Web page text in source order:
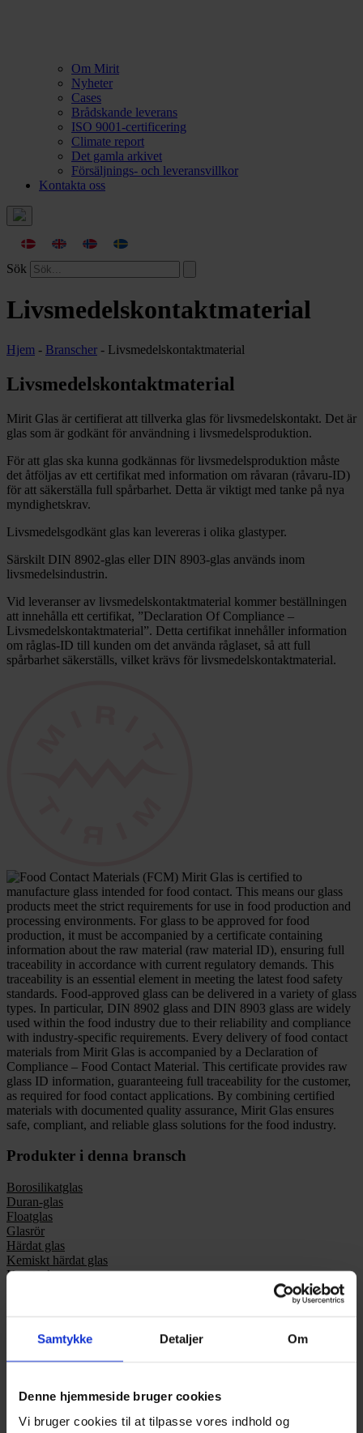
Samtykke Detaljer Om
Denne hjemmeside bruger cookies
Vi bruger cookies til at tilpasse vores indhold og
Om Mirit
Nyheter
Cases
Brådskande leverans
ISO 9001-certificering
Climate report
Det gamla arkivet
Försäljnings- och leveransvillkor
Kontakta oss
Sök
Livsmedelskontaktmaterial
Hjem - Branscher - Livsmedelskontaktmaterial
Livsmedelskontaktmaterial
Mirit Glas är certifierat att tillverka glas för livsmedelskontakt. Det är
glas som är godkänt för användning i livsmedelsproduktion.
För att glas ska kunna godkännas för livsmedelsproduktion måste
det åtföljas av ett certifikat med information om råvaran (råvaru-ID)
för att säkerställa full spårbarhet. Detta är viktigt med tanke på nya
myndighetskrav.
Livsmedelsgodkänt glas kan levereras i olika glastyper.
Särskilt DIN 8902-glas eller DIN 8903-glas används inom
livsmedelsindustrin.
Vid leveranser av livsmedelskontaktmaterial kommer beställningen
att innehålla ett certifikat, ”Declaration Of Compliance –
Livsmedelskontaktmaterial”. Detta certifikat innehåller information
om råglas-ID till kunden om det använda råglaset, så att full
spårbarhet säkerställs, vilket krävs för livsmedelskontaktmaterial.
Produkter i denna bransch
Borosilikatglas
Duran-glas
Floatglas
Glasrör
Härdat glas
Kemiskt härdat glas
Kvartsglas
Safirglas
Säkerhetsglas
Synglas
UV-glas
Hittade du inte det du letade efter?
Ring +45 4494 4449